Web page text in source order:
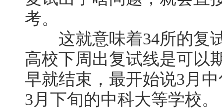
考。
这就意味着34所的复试
高校下周出复试线是可以
早就结束，最开始说3月
3月下旬的中科大等学校。